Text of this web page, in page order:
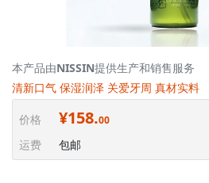
本产品由NISSIN提供生产和销售服务
清新口气 保湿润泽 关爱牙周 真材实料
价格 ¥158.00
运费 包邮